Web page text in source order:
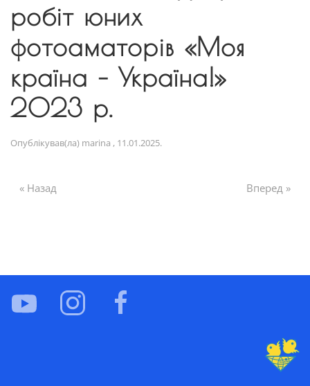
робіт юних
фотоаматорів «Моя
країна – Україна!»
2023 р.
Опублікував(ла) marina , 11.01.2025.
« Назад Вперед »